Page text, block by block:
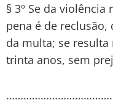
§ 3º Se da
pena é de reclusão,
da multa; se
trinta anos, sem